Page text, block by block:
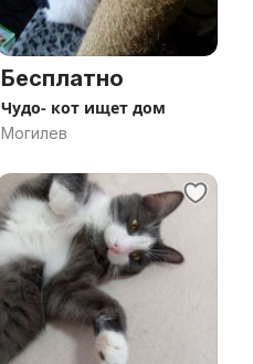
Бесплатно
Чудо- кот ищет дом
Могилев